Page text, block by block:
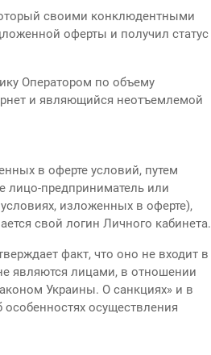
своими конклюдентными
оферты и получил статус
Оператором по объему
и являющийся неотъемлемой
в оферте условий, путем
лицо-предприниматель или
изложенных в оферте),
свой логин Личного кабинета.
факт, что оно не входит в
являются лицами, в отношении
Украины. О санкциях» и в
осуществления